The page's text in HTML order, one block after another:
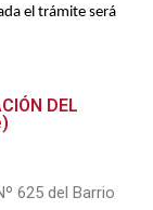
el trámite será
DEL
625 del Barrio